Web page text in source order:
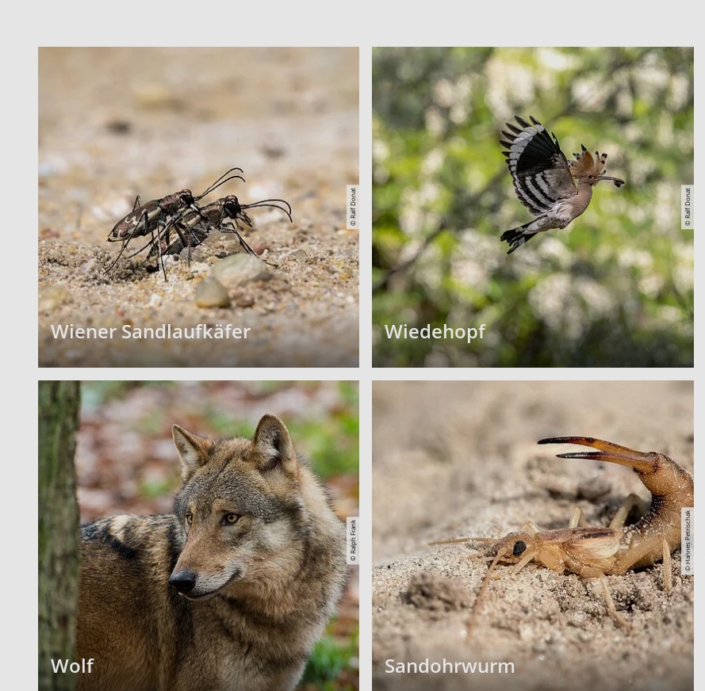
Wiener Sandlaufkäfer
© Ralf Donat
Wiedehopf
© Ralf Donat
Wolf
© Ralph Frank
Sandohrwurm
© Hannes Petrischak